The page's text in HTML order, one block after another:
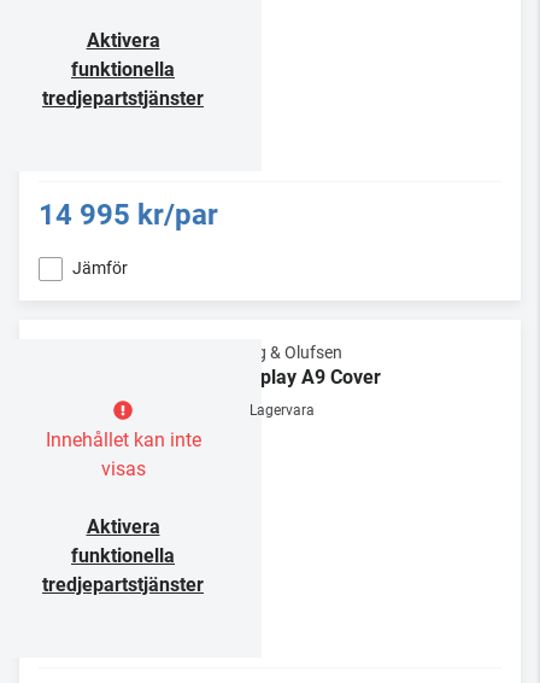
Aktivera
funktionella
tredjepartstjänster
14 995 kr/par
Jämför
Innehållet kan inte
visas
Aktivera
funktionella
tredjepartstjänster
Bang & Olufsen
Beoplay A9 Cover
Lagervara